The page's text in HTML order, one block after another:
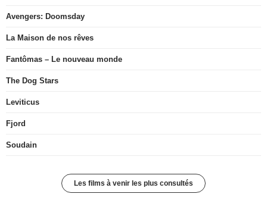
Avengers: Doomsday
La Maison de nos rêves
Fantômas – Le nouveau monde
The Dog Stars
Leviticus
Fjord
Soudain
Les films à venir les plus consultés